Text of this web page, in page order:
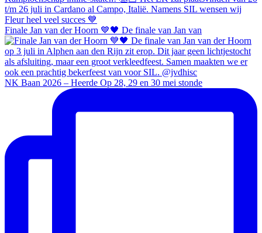
Finale Jan van der Hoorn 💙🖤 De finale van Jan van
NK Baan 2026 – Heerde Op 28, 29 en 30 mei stonde